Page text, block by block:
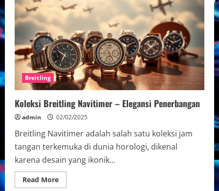
Breitling
Koleksi Breitling Navitimer – Elegansi Penerbangan
admin 02/02/2025
Breitling Navitimer adalah salah satu koleksi jam
tangan terkemuka di dunia horologi, dikenal
karena desain yang ikonik...
Read MoreRead
more